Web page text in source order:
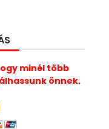
minél több
önnek.